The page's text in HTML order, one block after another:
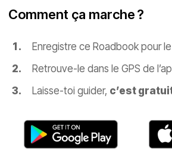
Comment ça marche ?
Enregistre ce Roadbook pour
Retrouve-le dans le GPS de
Laisse-toi guider, c’est